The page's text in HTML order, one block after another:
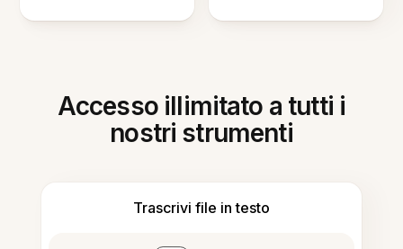
Accesso illimitato a tutti i
nostri strumenti
Trascrivi file in testo